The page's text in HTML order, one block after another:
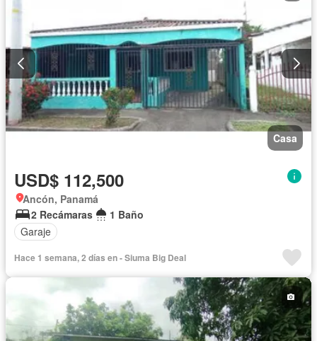
Casa
USD$ 112,500
Ancón, Panamá
2 Recámaras
1 Baño
Garaje
Hace 1 semana, 2 días en - Siuma Big Deal